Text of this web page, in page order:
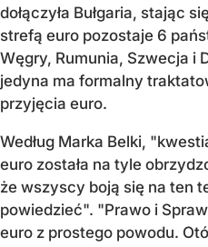
dołączyła Bułgaria, stając
strefą euro pozostaje 6
Węgry, Rumunia, Szwecja i
jedyna ma formalny
przyjęcia euro.
Według Marka Belki,
euro została na tyle
że wszyscy boją się na ten
powiedzieć". "Prawo i
euro z prostego powodu.